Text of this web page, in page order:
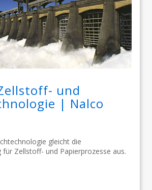
und
| Nalco
gleicht die
für Zellstoff- und Papierprozesse aus.